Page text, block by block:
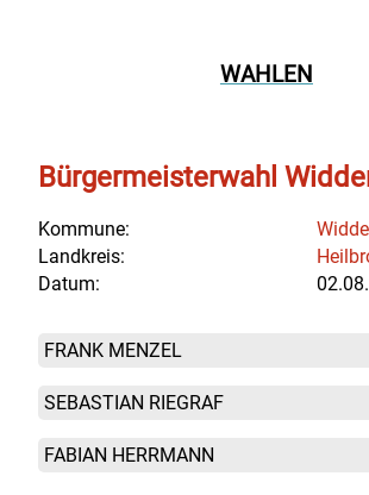
WAHLEN
Bürgermeisterwahl
Kommune:
Landkreis:
Datum:
FRANK MENZEL
SEBASTIAN RIEGRAF
FABIAN HERRMANN